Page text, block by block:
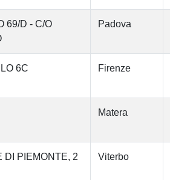
69/D - C/O
Padova
6C Firenze
Matera
DI PIEMONTE, 2 Viterbo